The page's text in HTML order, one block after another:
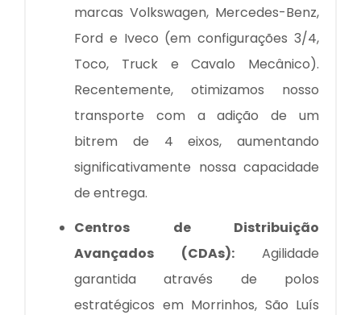
marcas Volkswagen, Mercedes-Benz,
Ford e Iveco (em configurações 3/4,
Toco, Truck e Cavalo Mecânico).
Recentemente, otimizamos nosso
transporte com a adição de um
bitrem de 4 eixos, aumentando
significativamente nossa capacidade
de entrega.
Centros de Distribuição
Avançados (CDAs):Agilidade
garantida através de polos
estratégicos em Morrinhos, São Luís